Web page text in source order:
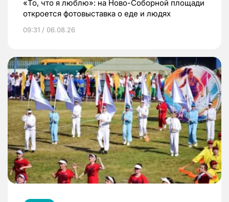
«То, что я люблю»: на Ново-Соборной площади
откроется фотовыставка о еде и людях
09:31 / 06.08.26